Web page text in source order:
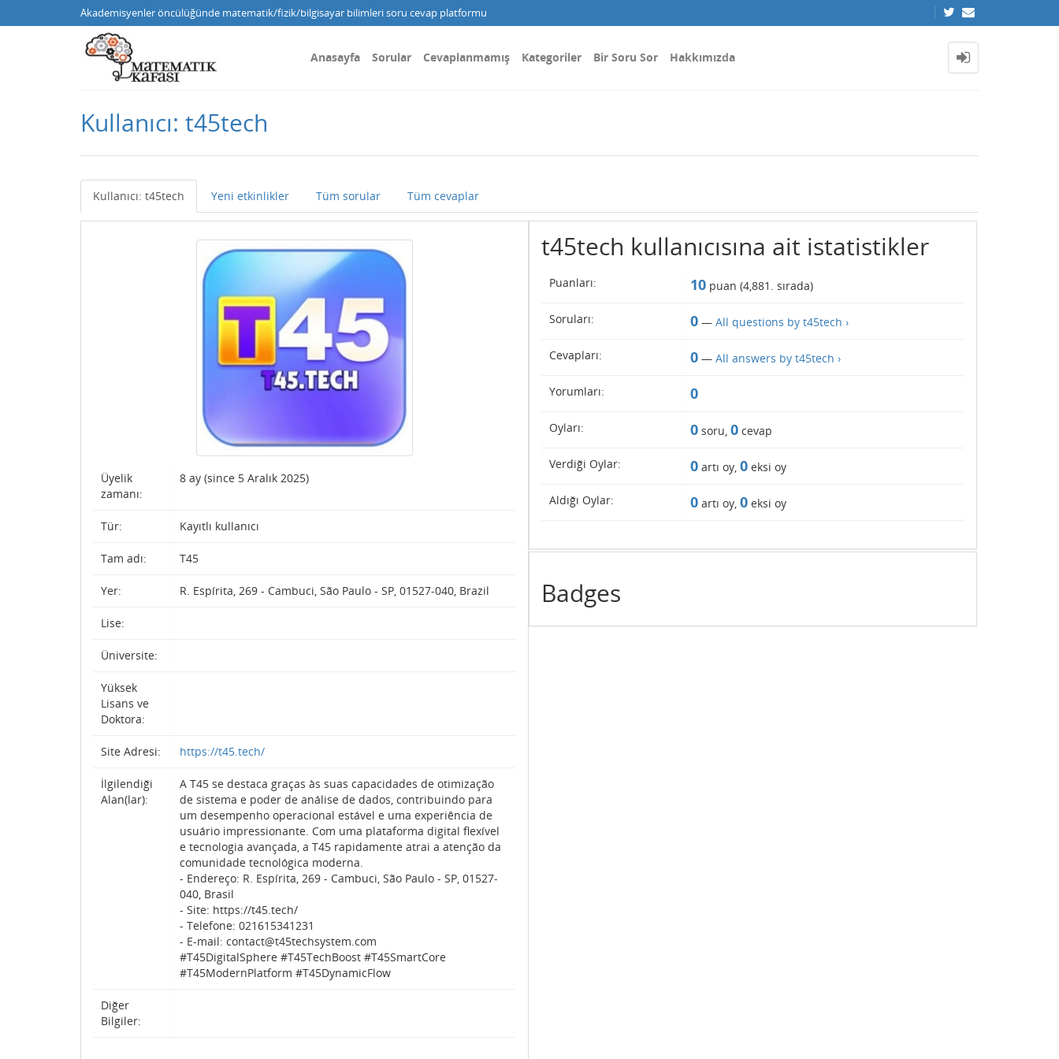
Akademisyenler öncülüğünde matematik/fizik/bilgisayar bilimleri soru cevap platformu
Anasayfa Sorular Cevaplanmamış Kategoriler Bir Soru Sor Hakkımızda
Kullanıcı: t45tech
Kullanıcı: t45tech Yeni etkinlikler Tüm sorular Tüm cevaplar
Üyelik
zamanı:
8 ay (since 5 Aralık 2025)
Tür: Kayıtlı kullanıcı
Tam adı: T45
Yer: R. Espírita, 269 - Cambuci, São Paulo - SP, 01527-040, Brazil
Lise:
Üniversite:
Yüksek
Lisans ve
Doktora:
Site Adresi: https://t45.tech/
İlgilendiği
Alan(lar):
A T45 se destaca graças às suas capacidades de otimização
de sistema e poder de análise de dados, contribuindo para
um desempenho operacional estável e uma experiência de
usuário impressionante. Com uma plataforma digital flexível
e tecnologia avançada, a T45 rapidamente atrai a atenção da
comunidade tecnológica moderna.
- Endereço: R. Espírita, 269 - Cambuci, São Paulo - SP, 01527-
040, Brasil
- Site: https://t45.tech/
- Telefone: 021615341231
- E-mail: contact@t45techsystem.com
#T45DigitalSphere #T45TechBoost #T45SmartCore
#T45ModernPlatform #T45DynamicFlow
Diğer
Bilgiler:
t45tech kullanıcısına ait istatistikler
Puanları: 10puan (4,881 . sırada)
Soruları: 0— All questions by t45tech ›
Cevapları: 0— All answers by t45tech ›
Yorumları: 0
Oyları: 0soru, 0cevap
Verdiği Oylar: 0artı oy, 0eksi oy
Aldığı Oylar: 0artı oy, 0eksi oy
Badges